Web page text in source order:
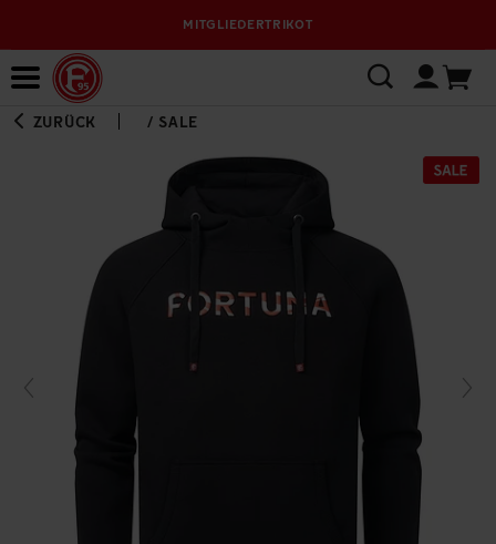
MITGLIEDERTRIKOT
ZURÜCK / SALE